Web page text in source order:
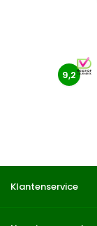
9,2
Klantenservice